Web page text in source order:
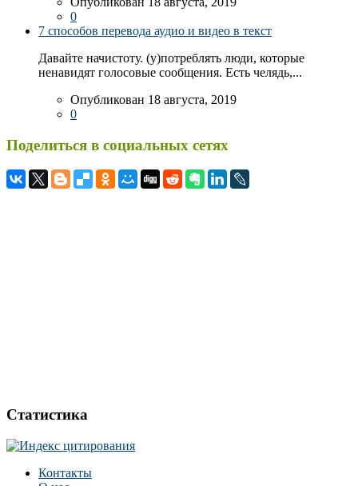
0
7 способов перевода аудио и видео в текст
Давайте начистоту. (у)потреблять люди, которые
ненавидят голосовые сообщения. Есть челядь,...
Опубликован 18 августа, 2019
0
Поделиться в социальных сетях
Статистика
Контакты